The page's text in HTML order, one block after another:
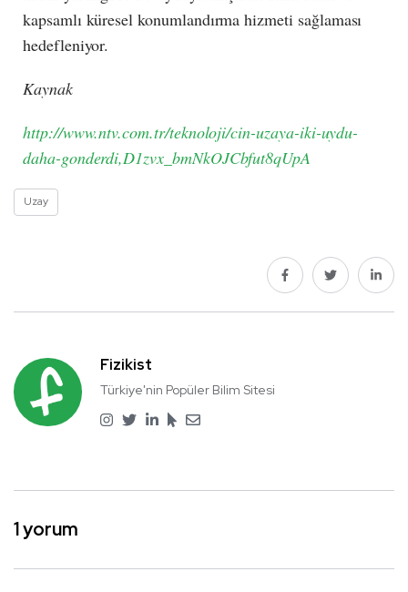
kapsamlı küresel konumlandırma hizmeti sağlaması
hedefleniyor.
Kaynak
http://www.ntv.com.tr/teknoloji/cin-uzaya-iki-uydu-
daha-gonderdi,D1zvx_bmNkOJCbfut8qUpA
Uzay
Fizikist
Türkiye'nin Popüler Bilim Sitesi
1 yorum